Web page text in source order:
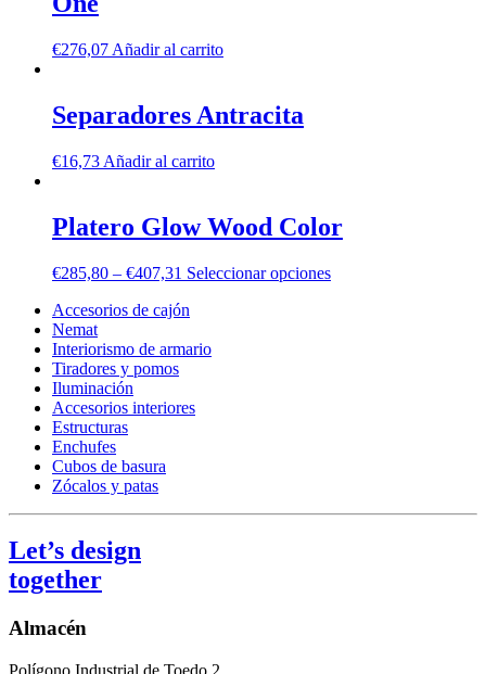
€276,07 Añadir al carrito
Separadores Antracita
€16,73 Añadir al carrito
Platero Glow Wood Color
€285,80 – €407,31 Seleccionar opciones
Accesorios de cajón
Nemat
Interiorismo de armario
Tiradores y pomos
Iluminación
Accesorios interiores
Estructuras
Enchufes
Cubos de basura
Zócalos y patas
Let’s design
together
Almacén
Polígono Industrial de Toedo 2,